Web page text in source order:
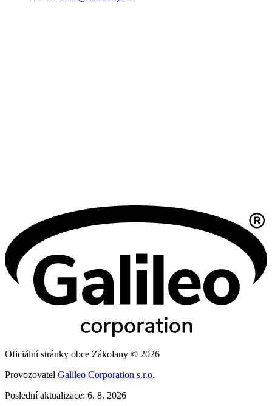
Oficiální stránky obce Zákolany © 2026
Provozovatel Galileo Corporation s.r.o.
Poslední aktualizace: 6. 8. 2026